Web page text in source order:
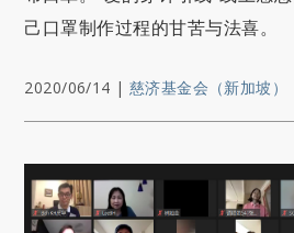
己口罩制作过程的甘苦与法喜。
2020/06/14 | 慈济基金会（新加坡）